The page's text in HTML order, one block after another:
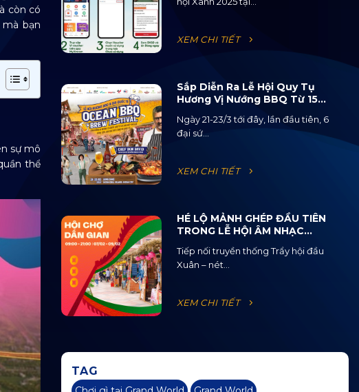
còn có
bạn
sự mô
thể
XEM CHI TIẾT
Sắp Diễn Ra Lễ Hội Quy Tụ
Hương Vị Nướng BBQ Từ 15
Quốc Gia Và 120 Loại Bia Thủ
Công
Ngày 21-23/3 tới đây, lần đầu tiên, 6
đại sứ...
XEM CHI TIẾT
HÉ LỘ MẢNH GHÉP ĐẦU TIÊN
TRONG LỄ HỘI ÂM NHẠC
2025
Tiếp nối truyền thống Trẩy hội đầu
Xuân – nét...
XEM CHI TIẾT
TAG